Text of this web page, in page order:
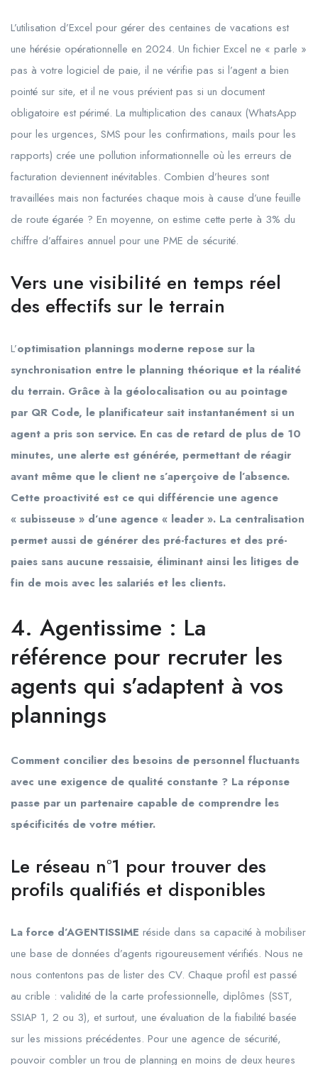
L’utilisation d’Excel pour gérer des centaines de vacations est
une hérésie opérationnelle en 2024. Un fichier Excel ne « parle »
pas à votre logiciel de paie, il ne vérifie pas si l’agent a bien
pointé sur site, et il ne vous prévient pas si un document
obligatoire est périmé. La multiplication des canaux (WhatsApp
pour les urgences, SMS pour les confirmations, mails pour les
rapports) crée une pollution informationnelle où les erreurs de
facturation deviennent inévitables. Combien d’heures sont
travaillées mais non facturées chaque mois à cause d’une feuille
de route égarée ? En moyenne, on estime cette perte à 3% du
chiffre d’affaires annuel pour une PME de sécurité.
Vers une visibilité en temps réel
des effectifs sur le terrain
L’optimisation plannings moderne repose sur la
synchronisation entre le planning théorique et la réalité
du terrain. Grâce à la géolocalisation ou au pointage
par QR Code, le planificateur sait instantanément si un
agent a pris son service. En cas de retard de plus de 10
minutes, une alerte est générée, permettant de réagir
avant même que le client ne s’aperçoive de l’absence.
Cette proactivité est ce qui différencie une agence
« subisseuse » d’une agence « leader ». La centralisation
permet aussi de générer des pré-factures et des pré-
paies sans aucune ressaisie, éliminant ainsi les litiges de
fin de mois avec les salariés et les clients.
4. Agentissime : La
référence pour recruter les
agents qui s’adaptent à vos
plannings
Comment concilier des besoins de personnel fluctuants
avec une exigence de qualité constante ? La réponse
passe par un partenaire capable de comprendre les
spécificités de votre métier.
Le réseau n°1 pour trouver des
profils qualifiés et disponibles
La force d’AGENTISSIME réside dans sa capacité à mobiliser
une base de données d’agents rigoureusement vérifiés. Nous ne
nous contentons pas de lister des CV. Chaque profil est passé
au crible : validité de la carte professionnelle, diplômes (SST,
SSIAP 1, 2 ou 3), et surtout, une évaluation de la fiabilité basée
sur les missions précédentes. Pour une agence de sécurité,
pouvoir combler un trou de planning en moins de deux heures